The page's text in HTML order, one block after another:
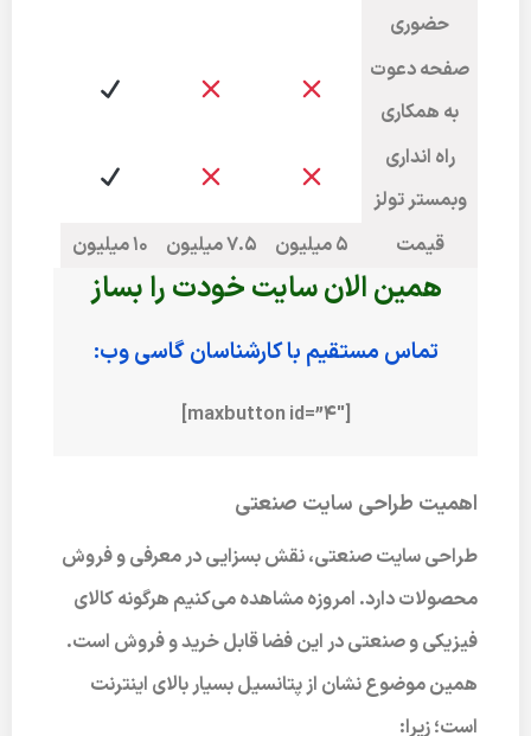
حضوری
صفحه دعوت
به همکاری
راه انداری
وبمستر تولز
قیمت
5 میلیون 7.5 میلیون 10 میلیون
همین الان سایت خودت را بساز
تماس مستقیم با کارشناسان گاسی وب:
[maxbutton id=”4″]
اهمیت طراحی سایت صنعتی
طراحی سایت صنعتی، نقش بسزایی در معرفی و فروش
محصولات دارد. امروزه مشاهده می‌کنیم هرگونه کالای
فیزیکی و صنعتی در این فضا قابل خرید و فروش است.
همین موضوع نشان از پتانسیل بسیار بالای اینترنت
است؛ زیرا: